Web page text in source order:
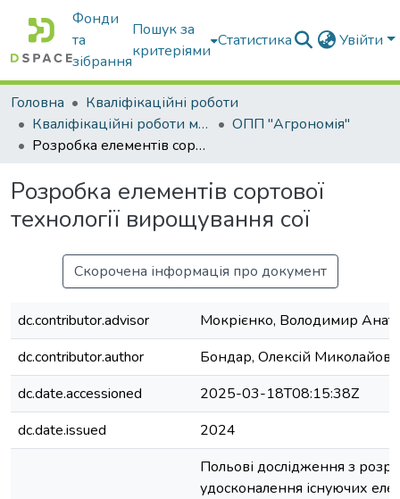
Фонди
та
зібрання
Пошук за
критеріями
Статистика Увійти
Головна
Кваліфікаційні роботи
Кваліфікаційні роботи магістрів
ОПП "Агрономія"
Розробка елементів сортової технології вирощування сої
Розробка елементів сортової
технології вирощування сої
Скорочена інформація про документ
dc.contributor.advisor
Мокрієнко, Володимир
dc.contributor.author
Бондар, Олексій
dc.date.accessioned
2025-03-18T08:15:38Z
dc.date.issued
2024
Польові дослідження з
удосконалення існуючих